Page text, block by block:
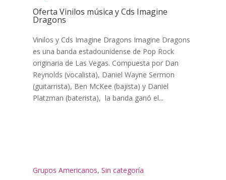
Oferta Vinilos música y Cds Imagine
Dragons
Vinilos y Cds Imagine Dragons Imagine Dragons
es una banda estadounidense de Pop Rock
originaria de Las Vegas. Compuesta por Dan
Reynolds (vocalista), Daniel Wayne Sermon
(guitarrista), Ben McKee (bajista) y Daniel
Platzman (baterista), la banda ganó el...
Grupos Americanos, Sin categoría